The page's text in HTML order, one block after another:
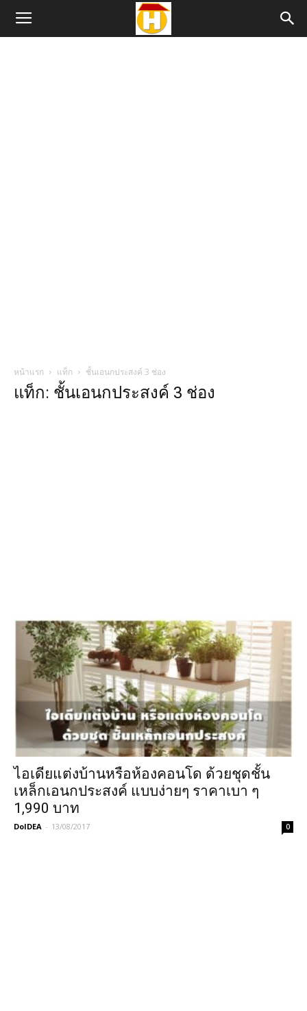
หน้าแรก แท็ก ชั้นเอนกประสงค์ 3 ช่อง
แท็ก: ชั้นเอนกประสงค์ 3 ช่อง
ไอเดียแต่งบ้านหรือห้องคอนโด ด้วยชุดชั้น
เหล็กเอนกประสงค์ แบบง่ายๆ ราคาเบา ๆ
1,990 บาท
DoIDEA - 13/08/2017 0